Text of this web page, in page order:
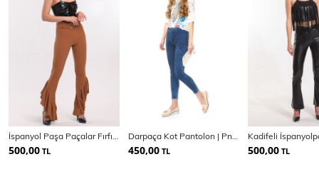
İspanyol Paşa Paçalar Fırfırlı Beli Lastikli Örme Kumaş Pantolon | Pnt32438
500,00 TL
Darpaça Kot Pantolon | Pnt13655
450,00 TL 500,00 TL